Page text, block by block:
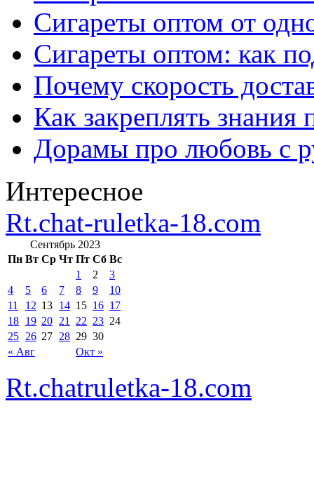
Сигареты оптом от
Сигареты оптом: как
Почему скорость
Как закреплять знания
Дорамы про любовь с
Интересное
Rt.chat-ruletka-18.com
Сентябрь 2023
Пн Вт Ср Чт Пт Сб Вс
« Авг Окт »
1 2
3
4
5 6 7 8 9
10
11
12 13 14 15 16 17
18 19 20 21 22 23 24
25 26 27 28 29 30
Rt.chatruletka-18.com